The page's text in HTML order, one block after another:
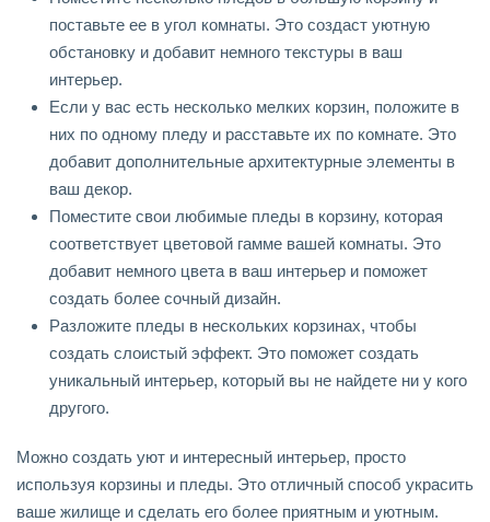
поставьте ее в угол комнаты. Это создаст уютную
обстановку и добавит немного текстуры в ваш
интерьер.
Если у вас есть несколько мелких корзин, положите в
них по одному пледу и расставьте их по комнате. Это
добавит дополнительные архитектурные элементы в
ваш декор.
Поместите свои любимые пледы в корзину, которая
соответствует цветовой гамме вашей комнаты. Это
добавит немного цвета в ваш интерьер и поможет
создать более сочный дизайн.
Разложите пледы в нескольких корзинах, чтобы
создать слоистый эффект. Это поможет создать
уникальный интерьер, который вы не найдете ни у кого
другого.
Можно создать уют и интересный интерьер, просто
используя корзины и пледы. Это отличный способ украсить
ваше жилище и сделать его более приятным и уютным.